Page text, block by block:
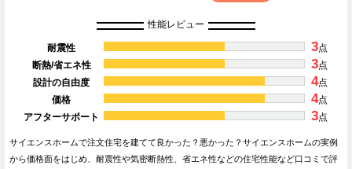
性能レビュー
耐震性 3点
断熱/省エネ性
3点
設計の自由度
4点
価格
4点
アフターサポート
3点
サイエンスホームで注文住宅を建てて良かった？悪かった？サイエンスホームの実例
から価格面をはじめ、耐震性や気密断熱性、省エネ性などの住宅性能など口コミで評